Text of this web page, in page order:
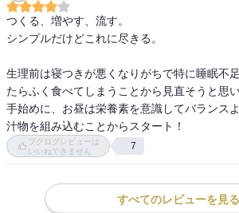
第七章 血流をよくすれば、心は自由になれる
けている方。
地元だけでなく日本全国から、時にはるばる
ねてやって来る、というから驚きだ。
「血流をよくする」というと「血液サラサラ
多いだろう。
けれど堀江さん曰く、血流が悪い女性の多く
いくら頑張って血をサラサラにしても、肝心
りなければ、血は流れず血流改善の効果は実
血流をよくする要素として①つくる②増やす③
つくる、増やす、流す。
シンプルだけどこれに尽きる。
生理前は寝つきが悪くなりがちで特に睡眠不
たらふく食べてしまうことから見直そうと思い
手始めに、お昼は栄養素を意識してバランス
汁物を組み込むことからスタート！
ブクログレビューは
いいねできません
7
すべてのレビューを見る